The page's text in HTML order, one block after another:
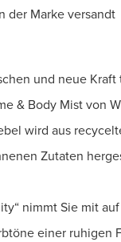
der Marke versandt
und neue
& Body Mist von
wird aus
Zutaten
nimmt Sie mit
einer ruhigen